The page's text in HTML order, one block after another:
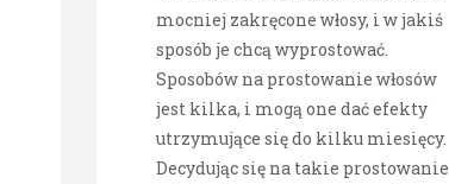
mocniej zakręcone włosy, i w jakiś
sposób je chcą wyprostować.
Sposobów na prostowanie włosów
jest kilka, i mogą one dać efekty
utrzymujące się do kilku miesięcy.
Decydując się na takie prostowanie